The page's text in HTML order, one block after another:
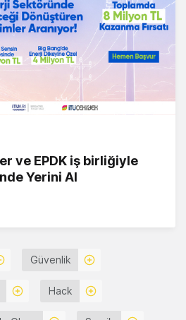
ve EPDK iş birliğiyle
Yerini Al
Güvenlik
Hack